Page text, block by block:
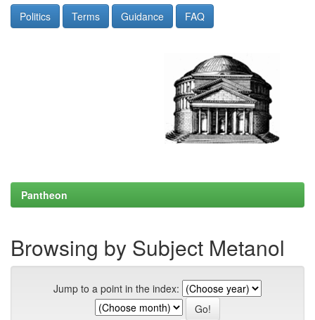
Politics Terms Guidance FAQ
Pantheon
Browsing by Subject Metanol
Jump to a point in the index: